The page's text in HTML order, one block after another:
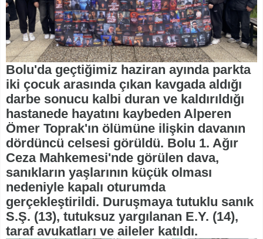
Bolu'da geçtiğimiz haziran ayında parkta
iki çocuk arasında çıkan kavgada aldığı
darbe sonucu kalbi duran ve kaldırıldığı
hastanede hayatını kaybeden Alperen
Ömer Toprak'ın ölümüne ilişkin davanın
dördüncü celsesi görüldü. Bolu 1. Ağır
Ceza Mahkemesi'nde görülen dava,
sanıkların yaşlarının küçük olması
nedeniyle kapalı oturumda
gerçekleştirildi. Duruşmaya tutuklu sanık
S.Ş. (13), tutuksuz yargılanan E.Y. (14),
taraf avukatları ve aileler katıldı.